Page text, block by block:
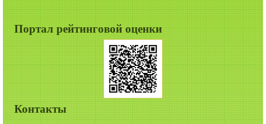
Портал рейтинговой оценки
Контакты